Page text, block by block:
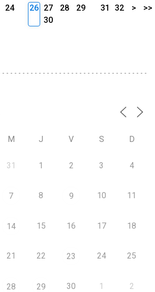
24
26 27 28
29
30
31 32 > >>
M J V S D
31 1 2 3 4
7 8 9 10 11
14 15 16 17 18
21 22 23 24 25
28 29 30 1 2